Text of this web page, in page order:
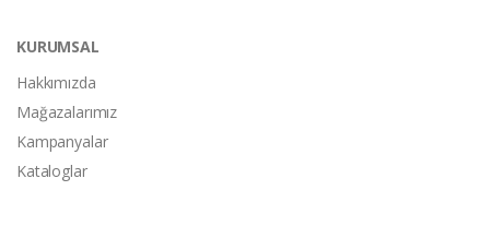
KURUMSAL
Hakkımızda
Mağazalarımız
Kampanyalar
Kataloglar